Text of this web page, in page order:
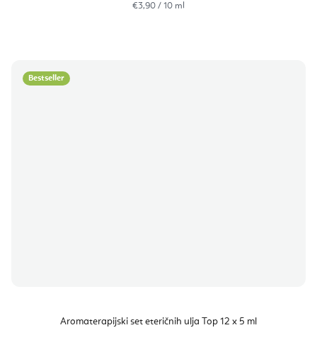
Izračunaj
€3,90 / 10 ml
Bestseller
Aromaterapijski set eteričnih ulja Top 12 x 5 ml